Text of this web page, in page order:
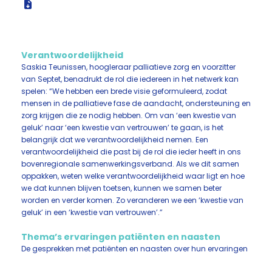
Verantwoordelijkheid
Saskia Teunissen, hoogleraar palliatieve zorg en voorzitter
van Septet, benadrukt de rol die iedereen in het netwerk kan
spelen: “We hebben een brede visie geformuleerd, zodat
mensen in de palliatieve fase de aandacht, ondersteuning en
zorg krijgen die ze nodig hebben. Om van ‘een kwestie van
geluk’ naar ‘een kwestie van vertrouwen’ te gaan, is het
belangrijk dat we verantwoordelijkheid nemen. Een
verantwoordelijkheid die past bij de rol die ieder heeft in ons
bovenregionale samenwerkingsverband. Als we dit samen
oppakken, weten welke verantwoordelijkheid waar ligt en hoe
we dat kunnen blijven toetsen, kunnen we samen beter
worden en verder komen. Zo veranderen we een ‘kwestie van
geluk’ in een ‘kwestie van vertrouwen’.”
Thema’s ervaringen patiënten en naasten
De gesprekken met patiënten en naasten over hun ervaringen